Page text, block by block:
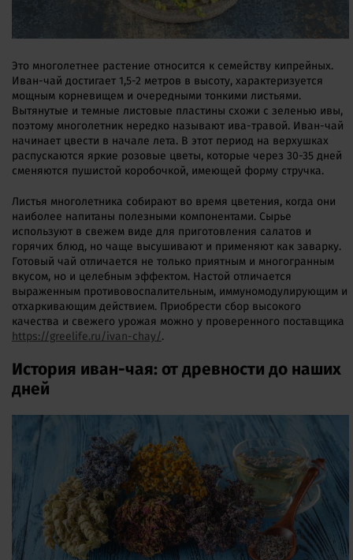
Это многолетнее растение относится к семейству кипрейных.
Иван-чай достигает 1,5-2 метров в высоту, характеризуется
мощным корневищем и очередными тонкими листьями.
Вытянутые и темные листовые пластины схожи с зеленью ивы,
поэтому многолетник нередко называют ива-травой. Иван-чай
начинает цвести в начале лета. В этот период на верхушках
распускаются яркие розовые цветы, которые через 30-35 дней
сменяются пушистой коробочкой, имеющей форму стручка.
Листья многолетника собирают во время цветения, когда они
наиболее напитаны полезными компонентами. Сырье
используют в свежем виде для приготовления салатов и
горячих блюд, но чаще высушивают и применяют как заварку.
Готовый чай отличается не только приятным и многогранным
вкусом, но и целебным эффектом. Настой отличается
выраженным противовоспалительным, иммуномодулирующим и
отхаркивающим действием. Приобрести сбор высокого
качества и свежего урожая можно у проверенного поставщика
https://greelife.ru/ivan-chay/.
История иван-чая: от древности до наших
дней